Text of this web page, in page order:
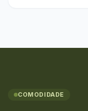
COMODIDADE